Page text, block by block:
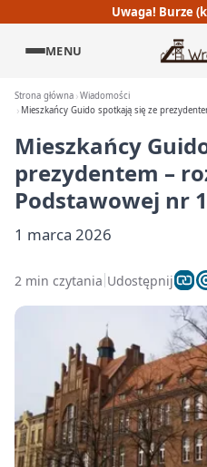
Uwaga! Burze
MENU
Strona główna Wiadomości
Mieszkańcy Guido spotkają się ze
Mieszkańcy
prezydentem –
Podstawowej nr 1
1 marca 2026
2 min czytania Udostępnij